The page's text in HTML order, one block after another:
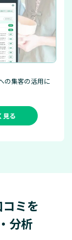
の集客の活用に
見る
ミを
分析